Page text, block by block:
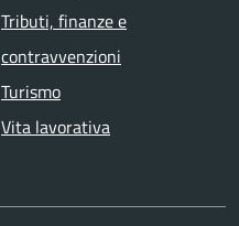
Tributi, finanze e
contravvenzioni
Turismo
Vita lavorativa